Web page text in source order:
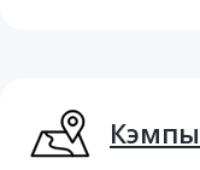
Кэмпы